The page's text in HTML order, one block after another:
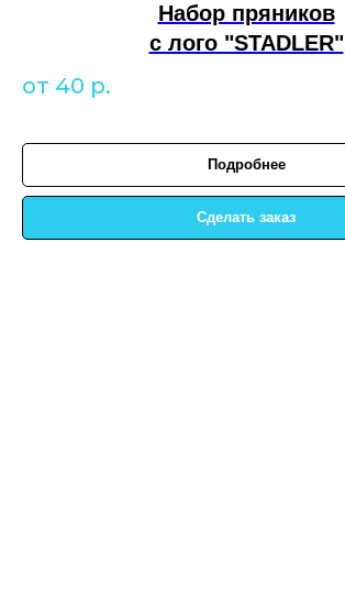
Набор пряников
с лого "STADLER"
от 40 р.
Подробнее
Сделать заказ